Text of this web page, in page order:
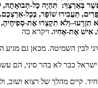
אֲשֶׁר בְּאַרְצֶךָ: תִּהְיֶה כָל-
תַּעֲבִירוּ שׁוֹפָר, בְּכָל-
תִקְצְרוּ אֶת-
אִישׁ אֶת-אָחִיו. ויקרא כה
לבין השמיטה. מכאן גם
ישראל כבר לא בהר סיני, הם
קיים מהלך של רצוא ושוב,